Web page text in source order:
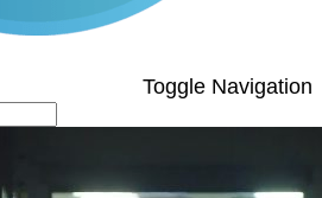
Toggle Navigation